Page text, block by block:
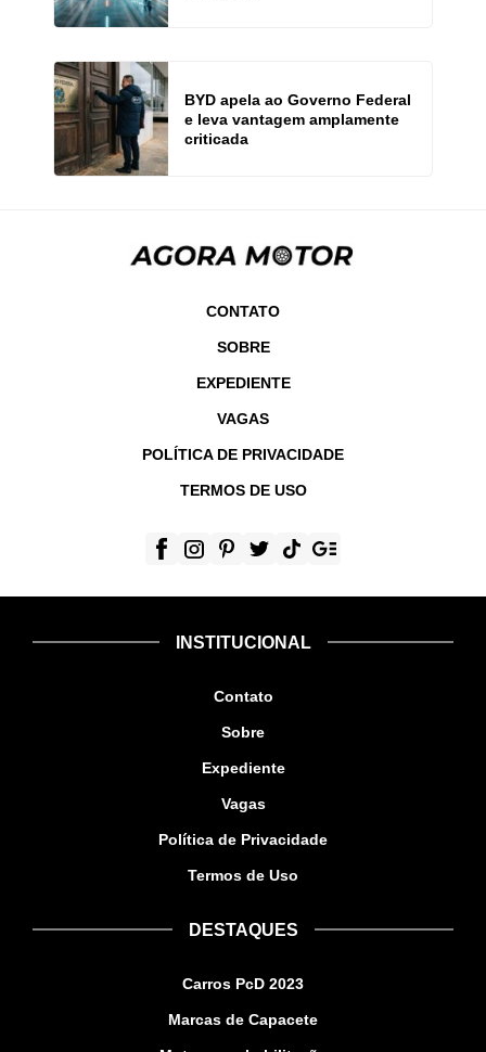
BYD apela ao Governo Federal
e leva vantagem amplamente
criticada
CONTATO
SOBRE
EXPEDIENTE
VAGAS
POLÍTICA DE PRIVACIDADE
TERMOS DE USO
INSTITUCIONAL
Contato
Sobre
Expediente
Vagas
Política de Privacidade
Termos de Uso
DESTAQUES
Carros PcD 2023
Marcas de Capacete